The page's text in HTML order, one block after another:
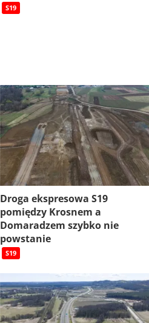
S19
Droga ekspresowa S19
pomiędzy Krosnem a
Domaradzem szybko nie
powstanie
S19